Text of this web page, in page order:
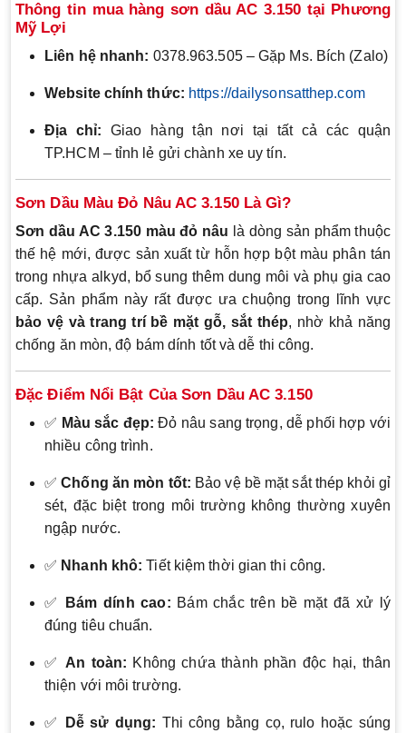
Thông tin mua hàng sơn dầu AC 3.150 tại Phương
Mỹ Lợi
Liên hệ nhanh: 0378.963.505 – Gặp Ms. Bích (Zalo)
Website chính thức: https://dailysonsatthep.com
Địa chỉ: Giao hàng tận nơi tại tất cả các quận
TP.HCM – tỉnh lẻ gửi chành xe uy tín.
Sơn Dầu Màu Đỏ Nâu AC 3.150 Là Gì?
Sơn dầu AC 3.150 màu đỏ nâu là dòng sản phẩm thuộc
thế hệ mới, được sản xuất từ hỗn hợp bột màu phân tán
trong nhựa alkyd, bổ sung thêm dung môi và phụ gia cao
cấp. Sản phẩm này rất được ưa chuộng trong lĩnh vực
bảo vệ và trang trí bề mặt gỗ, sắt thép, nhờ khả năng
chống ăn mòn, độ bám dính tốt và dễ thi công.
Đặc Điểm Nổi Bật Của Sơn Dầu AC 3.150
✅ Màu sắc đẹp: Đỏ nâu sang trọng, dễ phối hợp với
nhiều công trình.
✅Chống ăn mòn tốt: Bảo vệ bề mặt sắt thép khỏi gỉ
sét, đặc biệt trong môi trường không thường xuyên
ngập nước.
✅ Nhanh khô: Tiết kiệm thời gian thi công.
✅ Bám dính cao: Bám chắc trên bề mặt đã xử lý
đúng tiêu chuẩn.
✅ An toàn: Không chứa thành phần độc hại, thân
thiện với môi trường.
✅ Dễ sử dụng: Thi công bằng cọ, rulo hoặc súng